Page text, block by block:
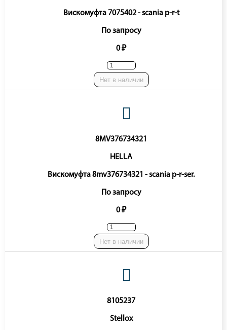
Вискомуфта 7075402 - scania p-r-t
По запросу
0 ₽
Нет в наличии
8MV376734321
HELLA
Вискомуфта 8mv376734321 - scania p-r-ser.
По запросу
0 ₽
Нет в наличии
8105237
Stellox